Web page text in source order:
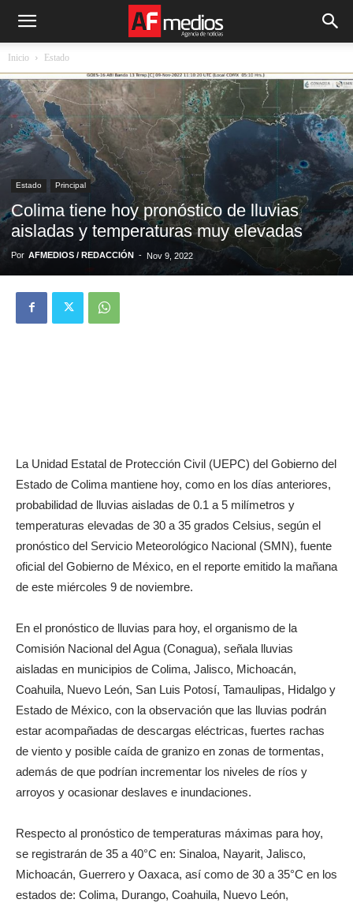
Inicio Estado
Estado Principal
Colima tiene hoy pronóstico de lluvias
aisladas y temperaturas muy elevadas
Por AFMEDIOS / REDACCIÓN - Nov 9, 2022
La Unidad Estatal de Protección Civil (UEPC) del Gobierno del
Estado de Colima mantiene hoy, como en los días anteriores,
probabilidad de lluvias aisladas de 0.1 a 5 milímetros y
temperaturas elevadas de 30 a 35 grados Celsius, según el
pronóstico del Servicio Meteorológico Nacional (SMN), fuente
oficial del Gobierno de México, en el reporte emitido la mañana
de este miércoles 9 de noviembre.
En el pronóstico de lluvias para hoy, el organismo de la
Comisión Nacional del Agua (Conagua), señala lluvias
aisladas en municipios de Colima, Jalisco, Michoacán,
Coahuila, Nuevo León, San Luis Potosí, Tamaulipas, Hidalgo y
Estado de México, con la observación que las lluvias podrán
estar acompañadas de descargas eléctricas, fuertes rachas
de viento y posible caída de granizo en zonas de tormentas,
además de que podrían incrementar los niveles de ríos y
arroyos y ocasionar deslaves e inundaciones.
Respecto al pronóstico de temperaturas máximas para hoy,
se registrarán de 35 a 40°C en: Sinaloa, Nayarit, Jalisco,
Michoacán, Guerrero y Oaxaca, así como de 30 a 35°C en los
estados de: Colima, Durango, Coahuila, Nuevo León,